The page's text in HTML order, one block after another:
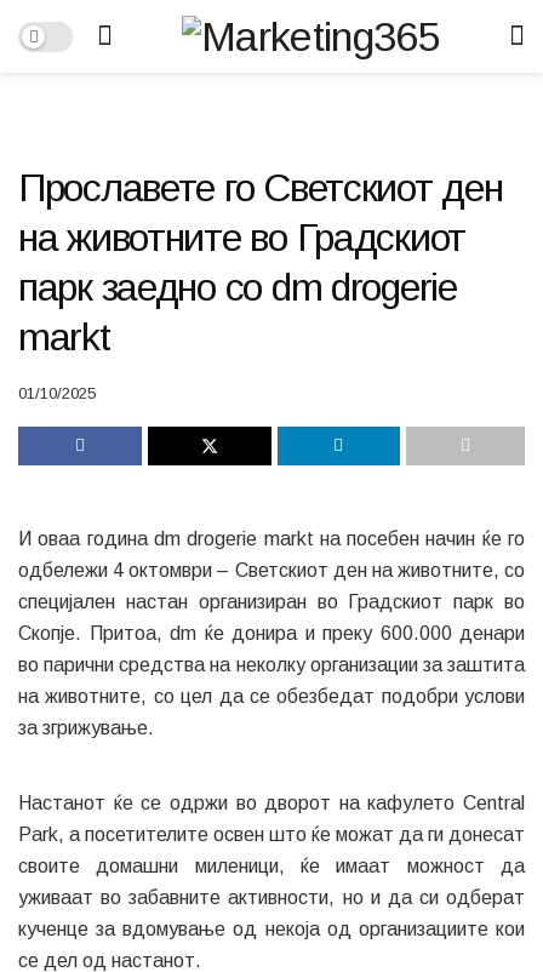
Прославете го Светскиот ден
на животните во Градскиот
парк заедно со dm drogerie
markt
01/10/2025
И оваа година dm drogerie markt на посебен начин ќе го
одбележи 4 октомври – Светскиот ден на животните, со
специјален настан организиран во Градскиот парк во
Скопје. Притоа, dm ќе донира и преку 600.000 денари
во парични средства на неколку организации за заштита
на животните, со цел да се обезбедат подобри услови
за згрижување.
Настанот ќе се одржи во дворот на кафулето Central
Park, а посетителите освен што ќе можат да ги донесат
своите домашни миленици, ќе имаат можност да
уживаат во забавните активности, но и да си одберат
кученце за вдомување од некоја од организациите кои
се дел од настанот.